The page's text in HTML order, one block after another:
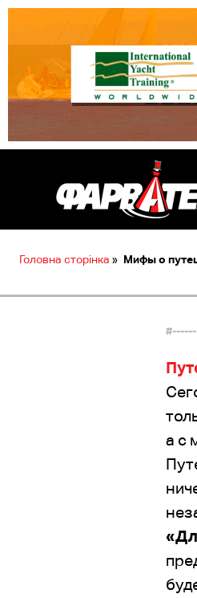
Головна сторінка » Мифы о
#------
а с